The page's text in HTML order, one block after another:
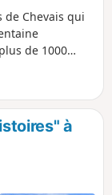
Chevais qui
de 1000
En tant
le maintien
Morts de
à